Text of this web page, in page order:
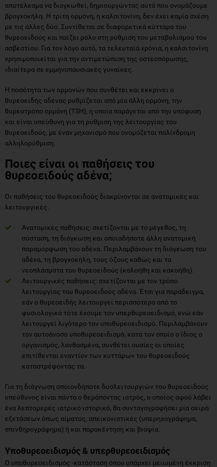
θυρεοειδούς και παίζει ρόλο στη ρύθμιση του μεταβολισμού του
ασβεστίου. Για τον λόγο αυτό, τα τελευταία χρόνια, η καλσιτονίνη
χρησιμοποιείται για την αντιμετώπιση της οστεοπόρωσης,
ιδιαίτερα σε εμμηνοπαυσιακές γυναίκες.
Η ποσότητα των ορμονών που συνθέτει και εκκρίνει ο
θυρεοειδής αδένας ρυθμίζεται από μία άλλη ορμόνη, την
και είναι υπεύθυνη για τη ρύθμιση της λειτουργίας του
θυρεοειδούς, με έναν μηχανισμό που ονομάζεται παλίνδρομη
αλληλορύθμιση.
Ποιες είναι οι παθήσεις του
θυρεοειδούς αδένα;
Οι παθήσεις του θυρεοειδούς διακρίνονται σε ανατομικές και
λειτουργικές.
Ανατομικές παθήσεις: σχετίζονται με το μέγεθος, τη
σύσταση, τη διόγκωση και οποιαδήποτε άλλη ανατομική
αδένα, τη βρογχοκήλη, τους όζους καθώς και τα
νεοπλάσματα του θυρεοειδούς (καλοήθη και κακοήθη).
Λειτουργικές παθήσεις: σχετίζονται με τον τρόπο
λειτουργίας του θυρεοειδούς αδένα. Έτσι για παράδειγμα,
εάν ο θυρεοειδής λειτουργεί περισσότερο από το
φυσιολογικό τότε έχουμε τον υπερθυρεοειδισμό, ενώ εάν
λειτουργεί λιγότερο τον υποθυρεοειδισμό. Περιλαμβάνουν
τον αυτοάνοσο υποθυρεοειδισμό, κατά τον οποίο ο ίδιος ο
οργανισμός, λανθασμένα, συνθέτει ουσίες οι οποίες
επιτίθενται εναντίον των κυττάρων του θυρεοειδούς
καταστρέφοντάς τα.
Για τη διάγνωση οποιονδήποτε δυσλειτουργιών του θυρεοειδούς
υπεύθυνος είναι πάντα ο θεράποντας ιατρός, ο οποίος αφού λάβει
εξετάσεων όπως αίματος, απεικονιστικές (υπερηχογράφημα,
σπινθηρογράφημα) ή και παρακέντηση και βιοψία.
Υποθυρεοειδισμός & υπερθυρεοειδισμός
Ο υποθυρεοειδισμός -κατάσταση όπου υπάρχει μειωμένη έκκριση
της σύγχρονης εποχής. Αντίθετα, ο υπερθυρεοειδισμός
χαρακτηρίζεται από υπερδραστηριότητα, δηλαδή ο θυρεοειδής